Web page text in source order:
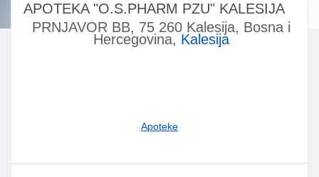
APOTEKA "O.S.PHARM PZU" KALESIJA
PRNJAVOR BB, 75 260 Kalesija, Bosna i
Hercegovina, Kalesija
Apoteke